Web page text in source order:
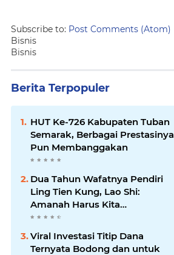
Subscribe to: Post Comments (Atom)
Bisnis
Bisnis
Berita Terpopuler
HUT Ke-726 Kabupaten Tuban
Semarak, Berbagai Prestasinya
Pun Membanggakan
Dua Tahun Wafatnya Pendiri
Ling Tien Kung, Lao Shi:
Amanah Harus Kita
Laksanakan!
Viral Investasi Titip Dana
Ternyata Bodong dan untuk